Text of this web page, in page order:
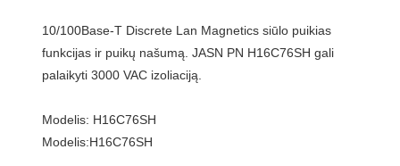
10/100Base-T Discrete Lan Magnetics siūlo puikias
funkcijas ir puikų našumą. JASN PN H16C76SH gali
palaikyti 3000 VAC izoliaciją.
Modelis: H16C76SH
Modelis:H16C76SH